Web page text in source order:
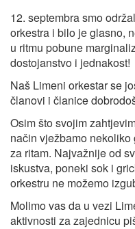
12. septembra smo
orkestra i bilo je glasno,
u ritmu pobune
dostojanstvo i jednakost!
Naš Limeni orkestar se
članovi i članice
Osim što svojim
način vježbamo
za ritam. Najvažnije od
iskustva, poneki sok i
orkestru ne možemo
Molimo vas da u vezi
aktivnosti za zajednicu